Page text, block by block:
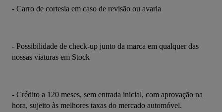
- Carro de cortesia em caso de revisão ou avaria
- Possibilidade de check-up junto da marca em qualquer das
nossas viaturas em Stock
- Crédito a 120 meses, sem entrada inicial, com aprovação na
hora, sujeito às melhores taxas do mercado automóvel.